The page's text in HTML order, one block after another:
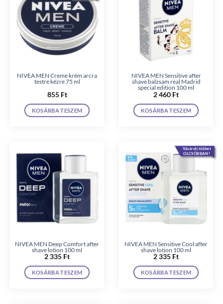
NIVEA MEN Creme krém arcra
testre kézre 75 ml
855 Ft
KOSÁRBA TESZEM
NIVEA MEN Sensitive after
shave balzsam real Madrid
special edition 100 ml
2 460 Ft
KOSÁRBA TESZEM
NIVEA MEN Deep Comfort after
shave lotion 100 ml
2 335 Ft
KOSÁRBA TESZEM
Vásárolj többet
OLCSÓBBAN!
NIVEA MEN Sensitive Cool after
shave lotion 100 ml
2 335 Ft
KOSÁRBA TESZEM